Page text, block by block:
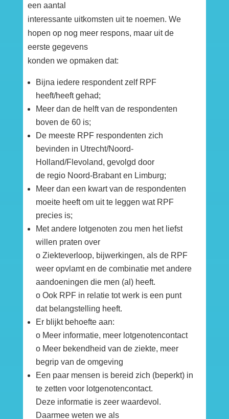
een aantal
interessante uitkomsten uit te noemen. We
hopen op nog meer respons, maar uit de
eerste gegevens
konden we opmaken dat:
Bijna iedere respondent zelf RPF
heeft/heeft gehad;
Meer dan de helft van de respondenten
boven de 60 is;
De meeste RPF respondenten zich
bevinden in Utrecht/Noord-
Holland/Flevoland, gevolgd door
de regio Noord-Brabant en Limburg;
Meer dan een kwart van de respondenten
moeite heeft om uit te leggen wat RPF
precies is;
Met andere lotgenoten zou men het liefst
willen praten over
o Ziekteverloop, bijwerkingen, als de RPF
weer opvlamt en de combinatie met andere
aandoeningen die men (al) heeft.
o Ook RPF in relatie tot werk is een punt
dat belangstelling heeft.
Er blijkt behoefte aan:
o Meer informatie, meer lotgenotencontact
o Meer bekendheid van de ziekte, meer
begrip van de omgeving
Een paar mensen is bereid zich (beperkt) in
te zetten voor lotgenotencontact.
Deze informatie is zeer waardevol.
Daarmee weten we als